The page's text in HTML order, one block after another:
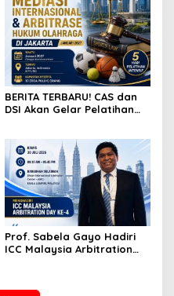
Tanpa Riba
BERITA TERBARU! CAS dan
DSI Akan Gelar Pelatihan
di Jakarta
Prof. Sabela Gayo Hadiri
ICC Malaysia Arbitration